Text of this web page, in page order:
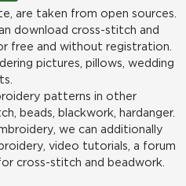
are taken from open sources.
download cross-stitch and
free and without registration.
pictures, pillows, wedding
patterns in other
beads, blackwork, hardanger.
we can additionally
video tutorials, a forum
cross-stitch and beadwork.